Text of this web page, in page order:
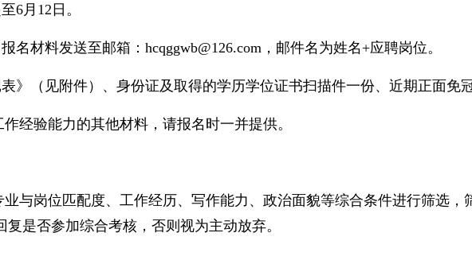
6月12日。
名材料发送至邮箱：hcqggwb@126.com，邮件名为姓名+应聘岗位。
》（见附件）、身份证及取得的学历学位证书扫描件一份、近期正面免
经验能力的其他材料，请报名时一并提供。
与岗位匹配度、工作经历、写作能力、政治面貌等综合条件进行筛选
是否参加综合考核，否则视为主动放弃。